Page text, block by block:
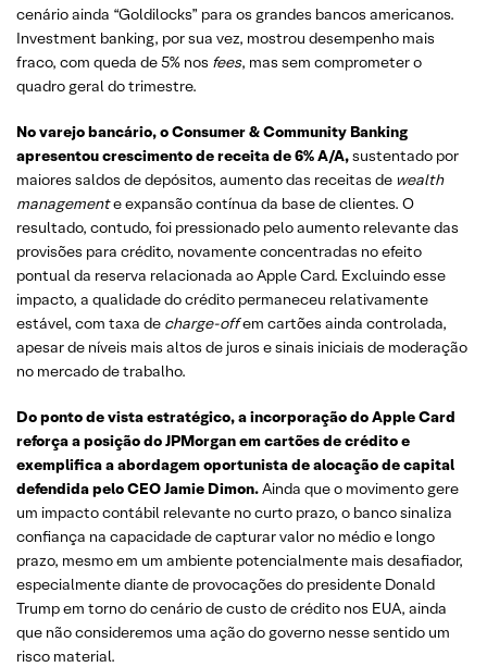
cenário ainda “Goldilocks” para os grandes bancos americanos.
Investment banking, por sua vez, mostrou desempenho mais
fraco, com queda de 5% nos fees, mas sem comprometer o
quadro geral do trimestre.
No varejo bancário, o Consumer & Community Banking
apresentou crescimento de receita de 6% A/A,sustentado por
maiores saldos de depósitos, aumento das receitas de wealth
managemente expansão contínua da base de clientes. O
resultado, contudo, foi pressionado pelo aumento relevante das
provisões para crédito, novamente concentradas no efeito
pontual da reserva relacionada ao Apple Card. Excluindo esse
impacto, a qualidade do crédito permaneceu relativamente
estável, com taxa de charge-offem cartões ainda controlada,
apesar de níveis mais altos de juros e sinais iniciais de moderação
no mercado de trabalho.
Do ponto de vista estratégico, a incorporação do Apple Card
reforça a posição do JPMorgan em cartões de crédito e
exemplifica a abordagem oportunista de alocação de capital
defendida pelo CEO Jamie Dimon.Ainda que o movimento gere
um impacto contábil relevante no curto prazo, o banco sinaliza
confiança na capacidade de capturar valor no médio e longo
prazo, mesmo em um ambiente potencialmente mais desafiador,
especialmente diante de provocações do presidente Donald
Trump em torno do cenário de custo de crédito nos EUA, ainda
que não consideremos uma ação do governo nesse sentido um
risco material.